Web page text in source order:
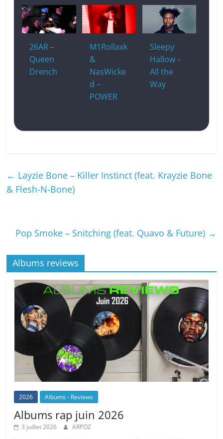
26AR –
Queen
Drench
M1Rollaxk
&
NasWicke
d –
POWER
Sleepy
Hallow –
All the
Way
← Layzie Bone – Killer Instinct (feat. Krayzie Bone
& Flesh-N-Bone)
Pop Smoke – Snitching (feat. Quavo & Future) →
Albums reviews
2026 Albums - Reviews
Albums rap juin 2026
3 juillet 2026 ARPOZ